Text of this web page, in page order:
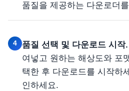
품질을 제공하는 다운로더
4 품질 선택 및 다운로드 시작.
여넣고 원하는 해상도와 포
택한 후 다운로드를 시작하
인하세요.